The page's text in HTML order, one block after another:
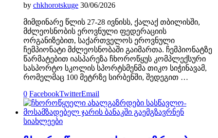
by chkhorotskuge 30/06/2026
მიმდინარე წლის 27-28 ივნისს, ქალაქ თბილისში,
მძლეოსნობის ეროვნული ფედერაციის
ორგანიზებით, საქართველოს ეროვნული
ჩემპიონატი მძლეოსნობაში გაიმართა. ჩემპიონატზე
წარმატებით იასპარეზა ჩხოროწყუს კომპლექსური
სასპორტო სკოლის სპორტსმენმა თიკო სიჭინავამ,
რომელმაც 100 მეტრზე სირბენში, შედეგით …
0 FacebookTwitterEmail
სიახლეები